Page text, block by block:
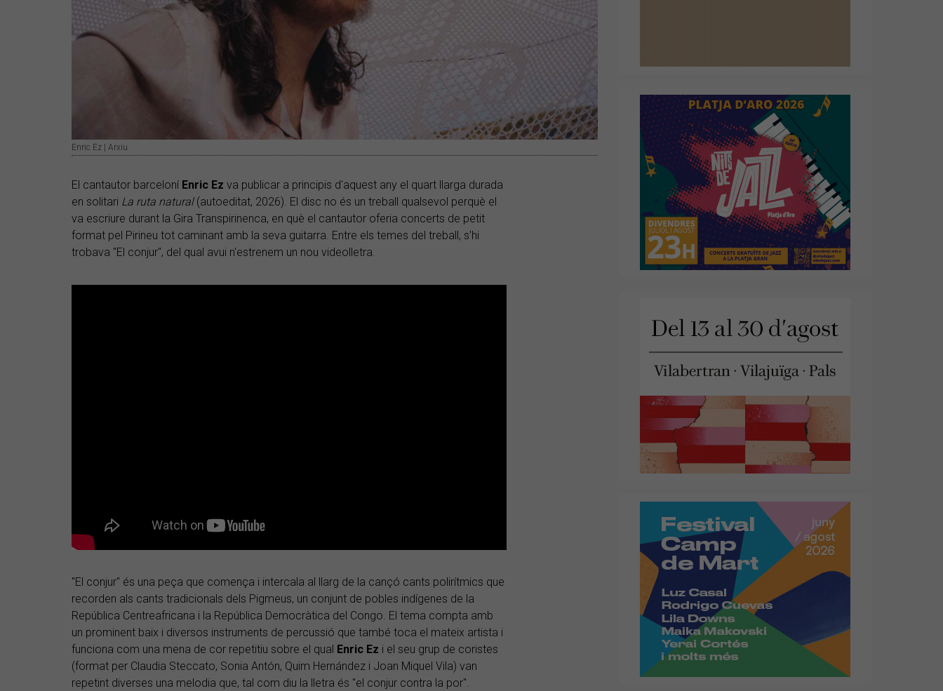
Enric Ez | Arxiu
El cantautor barceloní Enric Ez va publicar a principis d'aquest any el quart llarga durada
en solitari La ruta natural (autoeditat, 2026). El disc no és un treball qualsevol perquè el
va escriure durant la Gira Transpirinenca, en què el cantautor oferia concerts de petit
format pel Pirineu tot caminant amb la seva guitarra. Entre els temes del treball, s'hi
trobava "El conjur", del qual avui n'estrenem un nou videolletra.
"El conjur" és una peça que comença i intercala al llarg de la cançó cants polirítmics que
recorden als cants tradicionals dels Pigmeus, un conjunt de pobles indígenes de la
República Centreafricana i la República Democràtica del Congo. El tema compta amb
un prominent baix i diversos instruments de percussió que també toca el mateix artista i
funciona com una mena de cor repetitiu sobre el qual Enric Ez i el seu grup de coristes
(format per Claudia Steccato, Sonia Antón, Quim Hernández i Joan Miquel Vila) van
repetint diverses una melodia que, tal com diu la lletra és "el conjur contra la por".